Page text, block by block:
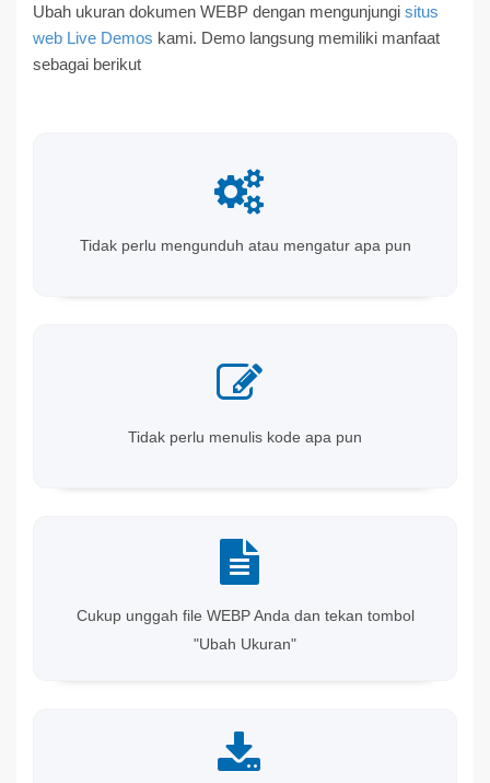
Ubah ukuran dokumen WEBP dengan mengunjungi situs
web Live Demos kami. Demo langsung memiliki manfaat
sebagai berikut
Tidak perlu mengunduh atau mengatur apa pun
Tidak perlu menulis kode apa pun
Cukup unggah file WEBP Anda dan tekan tombol
"Ubah Ukuran"